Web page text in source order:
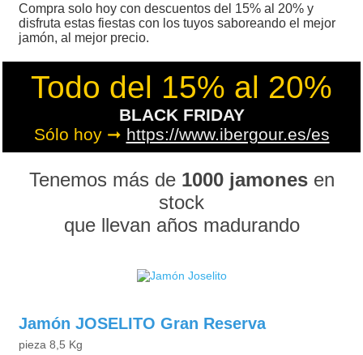
Compra solo hoy con descuentos del 15% al 20% y
disfruta estas fiestas con los tuyos saboreando el mejor
jamón, al mejor precio.
Todo del 15% al 20%
BLACK FRIDAY
Sólo hoy ➞ https://www.ibergour.es/es
Tenemos más de 1000 jamonesen
stock
que llevan años madurando
Jamón JOSELITO Gran Reserva
pieza 8,5 Kg